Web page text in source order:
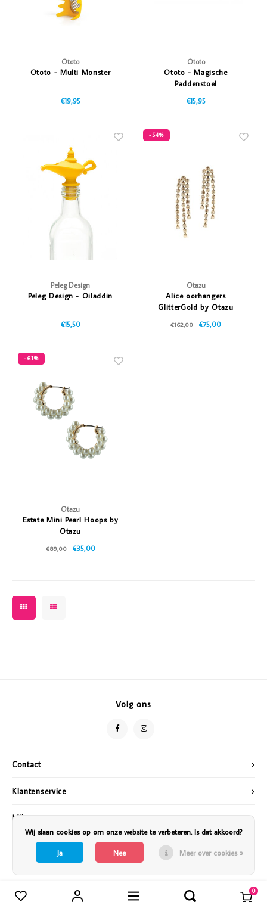
0
Ototo
Ototo - Multi Monster
€19,95
Ototo
Ototo - Magische
Paddenstoel
€15,95
Peleg Design
Peleg Design - Oiladdin
€15,50
-54%
Otazu
Alice oorhangers
GlitterGold by Otazu
€162,00 €75,00
-61%
Otazu
Estate Mini Pearl Hoops by
Otazu
€89,00 €35,00
Contact
Volg ons
Klantenservice
Mijn account
Vergelijk producten 0
Wij slaan cookies op om onze website te verbeteren. Is dat akkoord?
Ja Nee Meer over cookies »